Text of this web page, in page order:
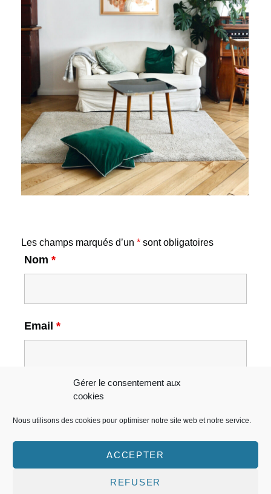
Gérer le consentement aux
cookies
Nous utilisons des cookies pour optimiser notre site web et notre service.
ACCEPTER
REFUSER
Les champs marqués d’un * sont obligatoires
Nom *
Email *